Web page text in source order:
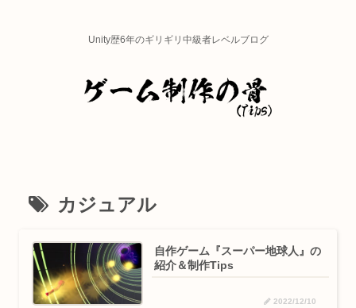
Unity歴6年のギリギリ中級者レベルブログ
カジュアル
自作ゲーム『スーパー地球人』の
紹介＆制作Tips
2022/12/10